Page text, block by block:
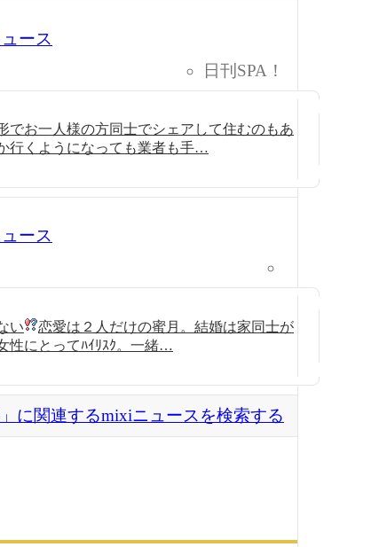
ース
日刊SPA！
でお一人様の方同士でシェアして住むのもあ
行くようになっても業者も手…
ース
い
恋愛は２人だけの蜜月。結婚は家同士が
性にとってﾊｲﾘｽｸ。一緒…
」に関連するmixiニュースを検索する